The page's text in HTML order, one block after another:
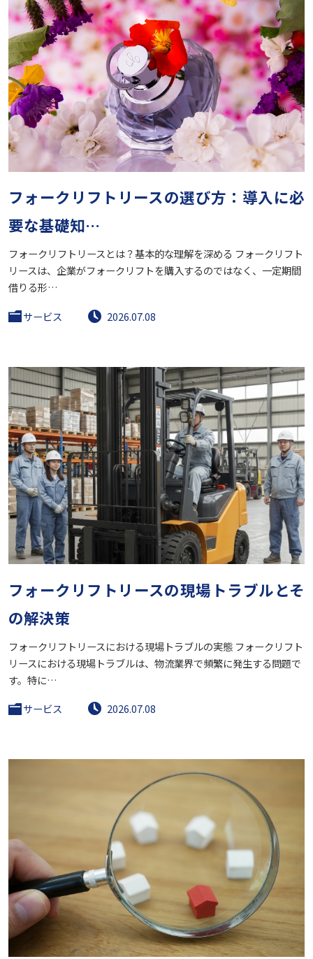
フォークリフトリースの選び方：導入に必
要な基礎知…
フォークリフトリースとは？基本的な理解を深める フォークリフト
リースは、企業がフォークリフトを購入するのではなく、一定期間
借りる形…
サービス
2026.07.08
フォークリフトリースの現場トラブルとそ
の解決策
フォークリフトリースにおける現場トラブルの実態 フォークリフト
リースにおける現場トラブルは、物流業界で頻繁に発生する問題で
す。特に…
サービス
2026.07.08